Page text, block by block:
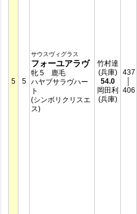
5 5
サウスヴィグラス
フォーユアラヴ
牝 5 鹿毛
ハヤブサラヴハー
ト
(シンボリクリスエ
ス)
竹村達
(兵庫)
54.0
岡田利
(兵庫)
437
406